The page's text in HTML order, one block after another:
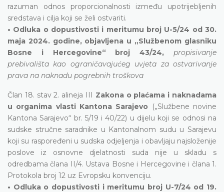
razuman odnos proporcionalnosti između upotrijebljenih
sredstava i cilja koji se želi ostvariti.
• Odluka o dopustivosti i meritumu broj U-5/24 od 30.
maja 2024. godine, objavljena u „Službenom glasniku
Bosne i Hercegovine“ broj 43/24,
propisivanje
prebivališta kao ograničavajućeg uvjeta za ostvarivanje
prava na naknadu pogrebnih troškova
Član 18. stav 2. alineja III Zakona o plaćama i naknadama
u organima vlasti Kantona Sarajevo („Službene novine
Kantona Sarajevo“ br. 5/19 i 40/22) u dijelu koji se odnosi na
sudske stručne saradnike u Kantonalnom sudu u Sarajevu
koji su raspoređeni u sudska odjeljenja i obavljaju najsloženije
poslove iz osnovne djelatnosti suda nije u skladu s
odredbama člana II/4. Ustava Bosne i Hercegovine i člana 1.
Protokola broj 12 uz Evropsku konvenciju.
• Odluka o dopustivosti i meritumu broj U-7/24 od 19.